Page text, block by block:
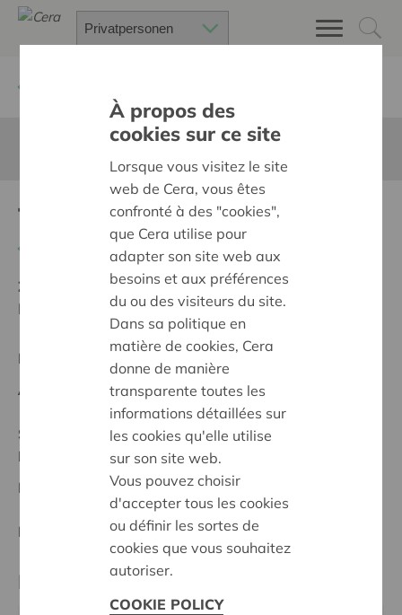
Troostplek
Ziel:
Une société solidaire et respectueuse, sans
barrières
Regionales Projekt
Anfangsdatum:17/10/2023
Stand :
Complete
Noord-Limburg
Datum:
17/10/2023
Entscheidung:Approved
Partner
À propos des
cookies sur ce site
Lorsque vous visitez le site
web de Cera, vous êtes
confronté à des "cookies",
que Cera utilise pour
adapter son site web aux
besoins et aux préférences
du ou des visiteurs du site.
Dans sa politique en
matière de cookies, Cera
donne de manière
transparente toutes les
informations détaillées sur
les cookies qu'elle utilise
sur son site web.
Vous pouvez choisir
d'accepter tous les cookies
ou définir les sortes de
cookies que vous souhaitez
autoriser.
COOKIE POLICY